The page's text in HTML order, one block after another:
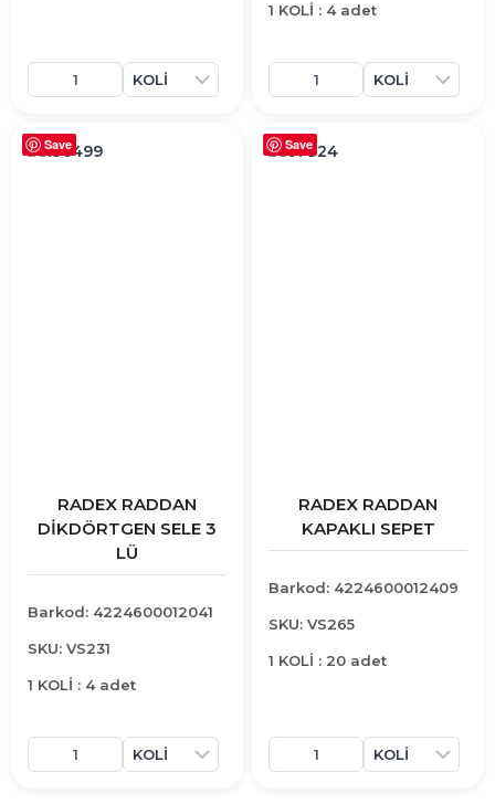
1 KOLİ : 4 adet
Save
RADEX RADDAN
DİKDÖRTGEN SELE 3
LÜ
Barkod: 4224600012041
SKU: VS231
1 KOLİ : 4 adet
Save
RADEX RADDAN
KAPAKLI SEPET
Barkod: 4224600012409
SKU: VS265
1 KOLİ : 20 adet